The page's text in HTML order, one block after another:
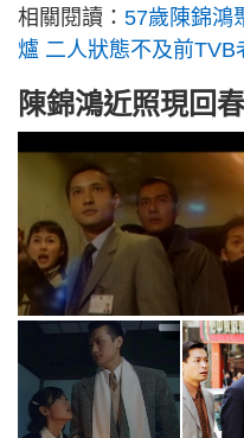
相關閱讀： 57歲陳錦鴻
爐 二人狀態不及前TVB
陳錦鴻近照現回